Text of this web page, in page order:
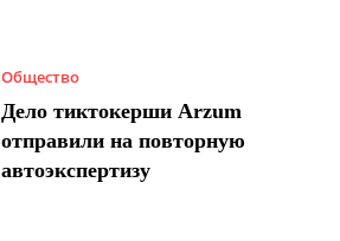
Общество
Дело тиктокерши Arzum
отправили на повторную
автоэкспертизу